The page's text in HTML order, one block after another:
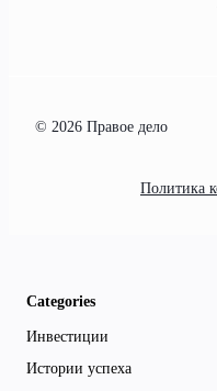
© 2026 Правое дело
Политика
Categories
Инвестиции
Истории успеха